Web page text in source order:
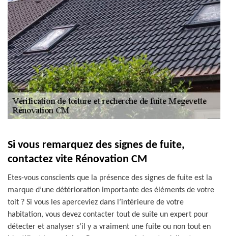
Si vous remarquez des signes de fuite,
contactez vite Rénovation CM
Etes-vous conscients que la présence des signes de fuite est la
marque d’une détérioration importante des éléments de votre
toit ? Si vous les aperceviez dans l’intérieure de votre
habitation, vous devez contacter tout de suite un expert pour
détecter et analyser s’il y a vraiment une fuite ou non tout en